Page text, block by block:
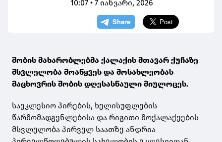
10:07 • 7 იანვარი, 2026
შობის მახარობლებმა ქალაქის მთავარ ქუჩაზე
მსვლელობა მოაწყვეს და მოსახლეობას
მაცხოვრის შობის დღესასწაული მიულოცეს.
საეკლესიო პირების, ხელისუფლების
წარმომადგენლებისა და რიგითი მოქალაქეების
მსვლელობა პირველ საათზე ანდრია